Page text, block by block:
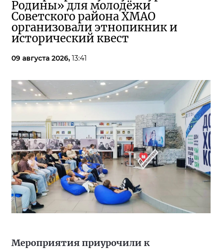
Родины» для молодёжи
Советского района ХМАО
организовали этнопикник и
исторический квест
09 августа 2026, 13:41
Мероприятия приурочили к